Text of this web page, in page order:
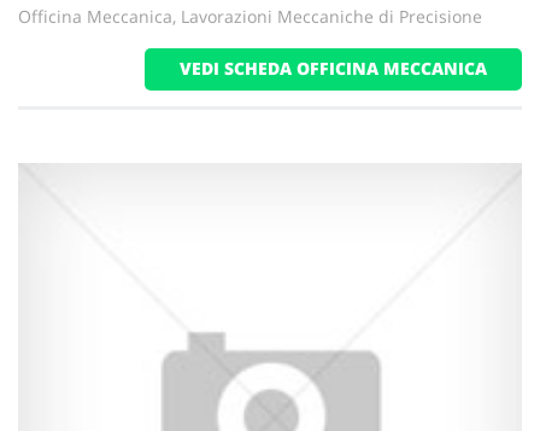
Officina Meccanica, Lavorazioni Meccaniche di Precisione
VEDI SCHEDA OFFICINA MECCANICA